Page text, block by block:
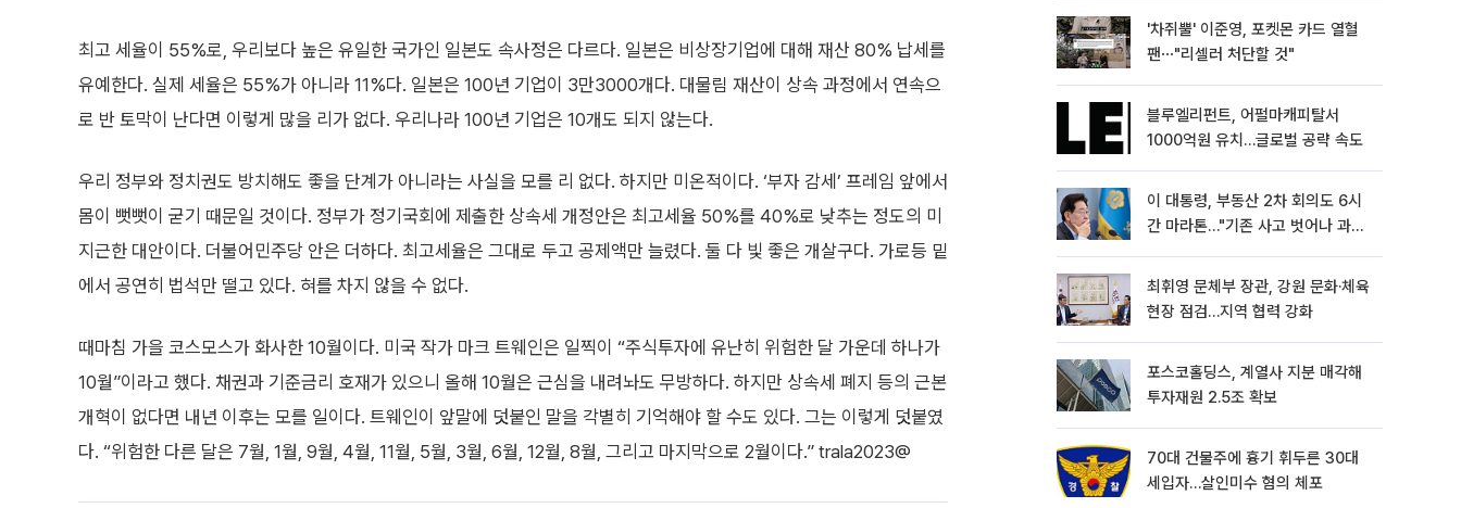
최고 세율이 55%로, 우리보다 높은 유일한 국가인 일본도 속사정은 다르다. 일본은 비상장기업에 대해 재산 80% 납세를
유예한다. 실제 세율은 55%가 아니라 11%다. 일본은 100년 기업이 3만3000개다. 대물림 재산이 상속 과정에서 연속으
로 반 토막이 난다면 이렇게 많을 리가 없다. 우리나라 100년 기업은 10개도 되지 않는다.
우리 정부와 정치권도 방치해도 좋을 단계가 아니라는 사실을 모를 리 없다. 하지만 미온적이다. ‘부자 감세’ 프레임 앞에서
몸이 뻣뻣이 굳기 때문일 것이다. 정부가 정기국회에 제출한 상속세 개정안은 최고세율 50%를 40%로 낮추는 정도의 미
지근한 대안이다. 더불어민주당 안은 더하다. 최고세율은 그대로 두고 공제액만 늘렸다. 둘 다 빛 좋은 개살구다. 가로등 밑
에서 공연히 법석만 떨고 있다. 혀를 차지 않을 수 없다.
때마침 가을 코스모스가 화사한 10월이다. 미국 작가 마크 트웨인은 일찍이 “주식투자에 유난히 위험한 달 가운데 하나가
10월”이라고 했다. 채권과 기준금리 호재가 있으니 올해 10월은 근심을 내려놔도 무방하다. 하지만 상속세 폐지 등의 근본
개혁이 없다면 내년 이후는 모를 일이다. 트웨인이 앞말에 덧붙인 말을 각별히 기억해야 할 수도 있다. 그는 이렇게 덧붙였
다. “위험한 다른 달은 7월, 1월, 9월, 4월, 11월, 5월, 3월, 6월, 12월, 8월, 그리고 마지막으로 2월이다.” trala2023@
'차쥐뿔' 이준영, 포켓몬 카드 열혈
팬⋯"리셀러 처단할 것"
블루엘리펀트, 어펄마캐피탈서
1000억원 유치…글로벌 공략 속도
이 대통령, 부동산 2차 회의도 6시
간 마라톤…"기존 사고 벗어나 과감
최휘영 문체부 장관, 강원 문화·체육
현장 점검…지역 협력 강화
포스코홀딩스, 계열사 지분 매각해
투자재원 2.5조 확보
70대 건물주에 흉기 휘두른 30대
세입자…살인미수 혐의 체포